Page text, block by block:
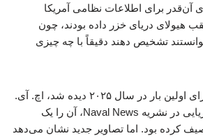
آن‌قدر برای اطلاعات نظامی آمریکا
هیولای دریای خزر داده بودند، چون
تشخیص دهند دقیقاً با چه چیزی
وقتی این هواگرد چین برای اولین‌ بار در سال ۲۰۲۵ دیده شد، اچ. آی.
ساتن، تحلیلگر نیروی دریایی در نشریه Naval News، آن را یک
کرده بود. اما تصاویر جدید نشان می‌دهد